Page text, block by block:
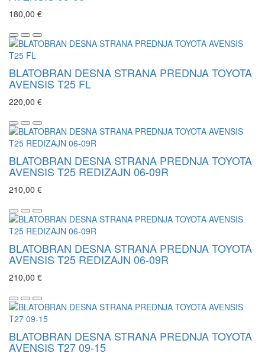
180,00 €
BLATOBRAN DESNA STRANA PREDNJA TOYOTA
AVENSIS T25 FL
220,00 €
BLATOBRAN DESNA STRANA PREDNJA TOYOTA
AVENSIS T25 REDIZAJN 06-09R
210,00 €
BLATOBRAN DESNA STRANA PREDNJA TOYOTA
AVENSIS T25 REDIZAJN 06-09R
210,00 €
BLATOBRAN DESNA STRANA PREDNJA TOYOTA
AVENSIS T27 09-15